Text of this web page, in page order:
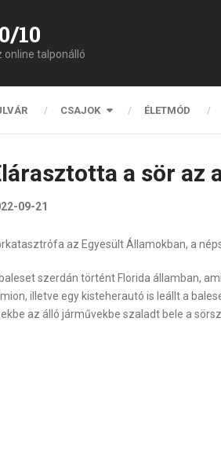
10
online talponálló
CSAJOK ÉLETMÓD
a sör az
09-21
az Egyesült Államokban, a
szerdán történt Florida államban,
illetve egy kisteherautó is leállt a
az álló járművekbe szaladt bele a